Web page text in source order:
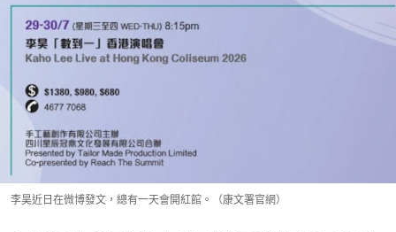
李昊近日在微博發文，總有一天會開紅館。（康文署官網）